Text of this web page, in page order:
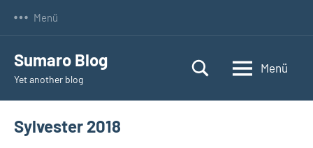
Menü
Sumaro Blog
Yet another blog
Menü
Sylvester 2018